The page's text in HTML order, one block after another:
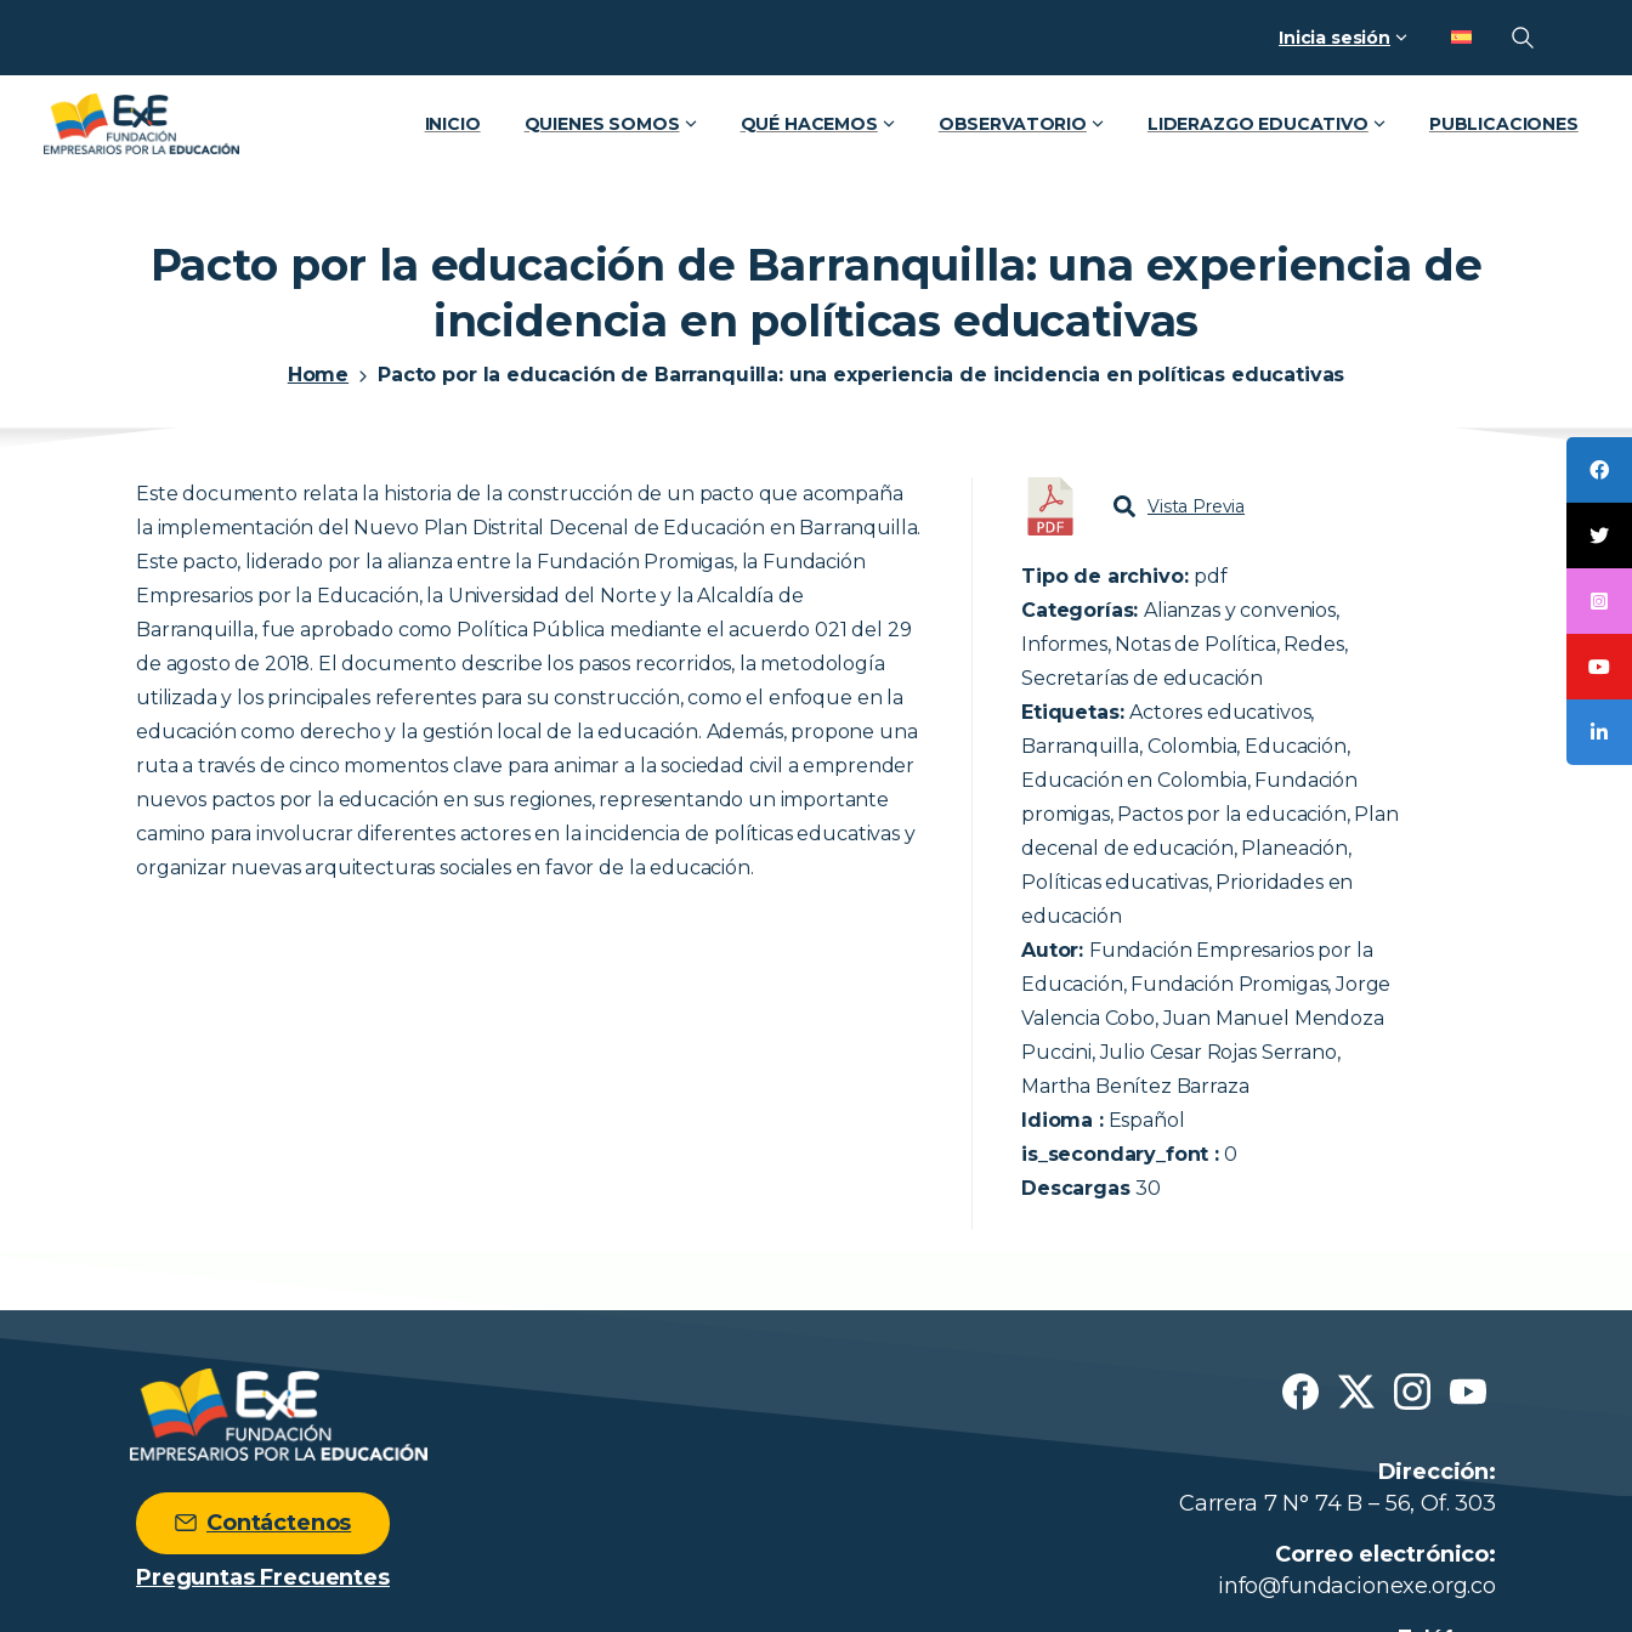
Inicia sesión
INICIO QUIENES SOMOS QUÉ HACEMOS OBSERVATORIO LIDERAZGO EDUCATIVO PUBLICACIONES
Pacto por la educación de Barranquilla: una experiencia de
incidencia en políticas educativas
Home Pacto por la educación de Barranquilla: una experiencia de incidencia en políticas educativas
Este documento relata la historia de la construcción de un pacto que acompaña
la implementación del Nuevo Plan Distrital Decenal de Educación en Barranquilla.
Este pacto, liderado por la alianza entre la Fundación Promigas, la Fundación
Empresarios por la Educación, la Universidad del Norte y la Alcaldía de
Barranquilla, fue aprobado como Política Pública mediante el acuerdo 021 del 29
de agosto de 2018. El documento describe los pasos recorridos, la metodología
utilizada y los principales referentes para su construcción, como el enfoque en la
educación como derecho y la gestión local de la educación. Además, propone una
ruta a través de cinco momentos clave para animar a la sociedad civil a emprender
nuevos pactos por la educación en sus regiones, representando un importante
camino para involucrar diferentes actores en la incidencia de políticas educativas y
organizar nuevas arquitecturas sociales en favor de la educación.
Vista Previa
Tipo de archivo: pdf
Categorías:Alianzas y convenios,
Informes, Notas de Política, Redes,
Secretarías de educación
Etiquetas:Actores educativos,
Barranquilla, Colombia, Educación,
Educación en Colombia, Fundación
promigas, Pactos por la educación, Plan
decenal de educación, Planeación,
Políticas educativas, Prioridades en
educación
Autor: Fundación Empresarios por la
Educación, Fundación Promigas, Jorge
Valencia Cobo, Juan Manuel Mendoza
Puccini, Julio Cesar Rojas Serrano,
Martha Benítez Barraza
Idioma :Español
is_secondary_font :0
Descargas30
Contáctenos
Preguntas Frecuentes
Dirección:
Carrera 7 N° 74 B – 56, Of. 303
Correo electrónico:
info@fundacionexe.org.co